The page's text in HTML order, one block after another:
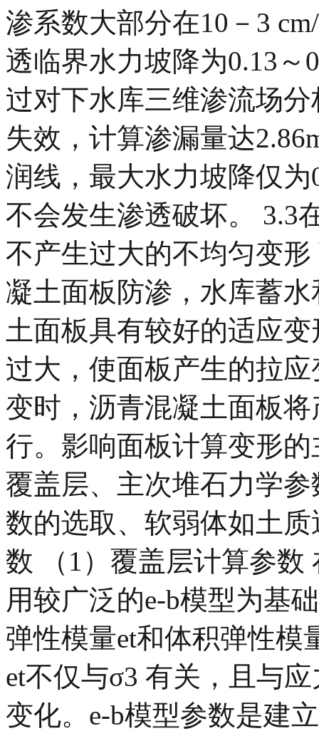
渗系数大部分在10－3
透临界水力坡降为0.13～
过对下水库三维渗流场
失效，计算渗漏量达
润线，最大水力坡降仅
不会发生渗透破坏。 3.3
不产生过大的不均匀变
凝土面板防渗，水库蓄
土面板具有较好的适应
过大，使面板产生的拉
变时，沥青混凝土面板
行。影响面板计算变形
覆盖层、主次堆石力学
数的选取、软弱体如土
数 （1）覆盖层计算参数
用较广泛的e-b模型为基
弹性模量et和体积弹性模
et不仅与σ3 有关，且与
变化。e-b模型参数是建